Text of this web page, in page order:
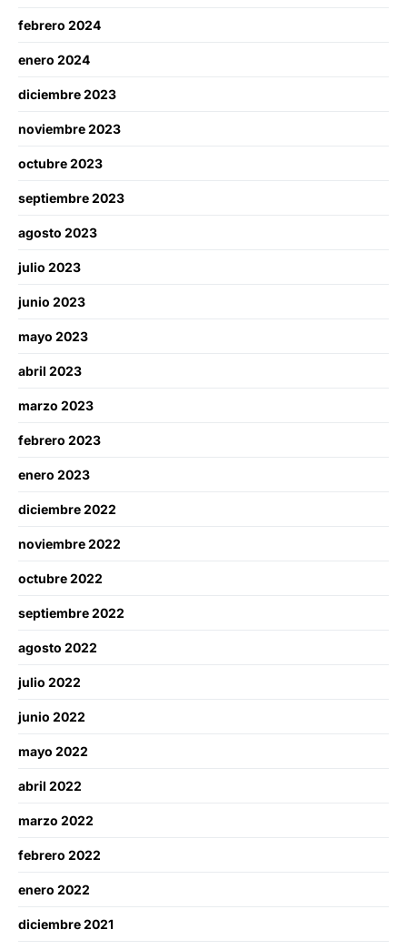
febrero 2024
enero 2024
diciembre 2023
noviembre 2023
octubre 2023
septiembre 2023
agosto 2023
julio 2023
junio 2023
mayo 2023
abril 2023
marzo 2023
febrero 2023
enero 2023
diciembre 2022
noviembre 2022
octubre 2022
septiembre 2022
agosto 2022
julio 2022
junio 2022
mayo 2022
abril 2022
marzo 2022
febrero 2022
enero 2022
diciembre 2021